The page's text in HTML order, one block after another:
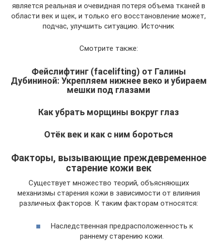
является реальная и очевидная потеря объема тканей в
области век и щек, и только его восстановление может,
подчас, улучшить ситуацию. Источник
Смотрите также:
Фейслифтинг (facelifting) от Галины
Дубининой: Укрепляем нижнее веко и убираем
мешки под глазами
Как убрать морщины вокруг глаз
Отёк век и как с ним бороться
Факторы, вызывающие преждевременное
старение кожи век
Существует множество теорий, объясняющих
механизмы старения кожи в зависимости от влияния
различных факторов. К таким факторам относятся:
Наследственная предрасположенность к
раннему старению кожи.